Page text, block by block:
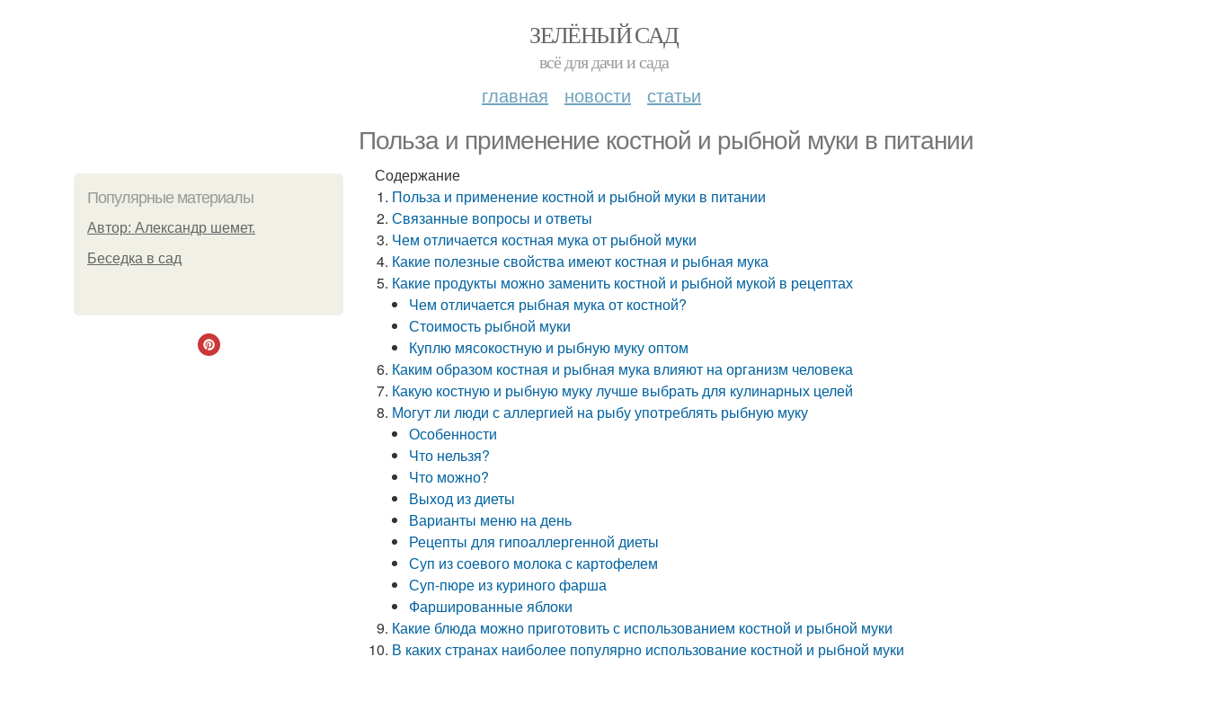
ЗЕЛЁНЫЙ САД
всё для дачи и сада
главная новости статьи
Польза и применение костной и рыбной муки в питании
Популярные материалы
Автор: Александр шемет.
Беседка в сад
Содержание
Польза и применение костной и рыбной муки в питании
Связанные вопросы и ответы
Чем отличается костная мука от рыбной муки
Какие полезные свойства имеют костная и рыбная мука
Какие продукты можно заменить костной и рыбной мукой в рецептах
Чем отличается рыбная мука от костной?
Стоимость рыбной муки
Куплю мясокостную и рыбную муку оптом
Каким образом костная и рыбная мука влияют на организм человека
Какую костную и рыбную муку лучше выбрать для кулинарных целей
Могут ли люди с аллергией на рыбу употреблять рыбную муку
Особенности
Что нельзя?
Что можно?
Выход из диеты
Варианты меню на день
Рецепты для гипоаллергенной диеты
Суп из соевого молока с картофелем
Суп-пюре из куриного фарша
Фаршированные яблоки
Какие блюда можно приготовить с использованием костной и рыбной муки
В каких странах наиболее популярно использование костной и рыбной муки